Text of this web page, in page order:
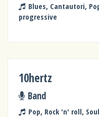
Blues, Cantautori,
progressive
10hertz
Band
Pop, Rock 'n' roll, Soul